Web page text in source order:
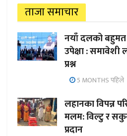
ताजा समाचार
नयाँ दलको
उपेक्षा : समावेशी
प्रश्न
5 MONTHS पहिले
लहानका विपन्न
मलम: विल्टु र
प्रदान